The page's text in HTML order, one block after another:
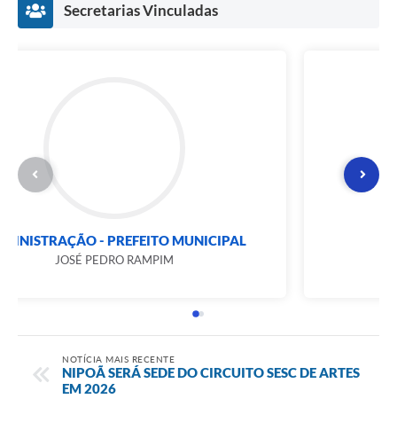
Secretarias Vinculadas
ADMINISTRAÇÃO - PREFEITO MUNICIPAL
JOSÉ PEDRO RAMPIM
NOTÍCIA MAIS RECENTE
NIPOÃ SERÁ SEDE DO CIRCUITO SESC DE ARTES
EM 2026